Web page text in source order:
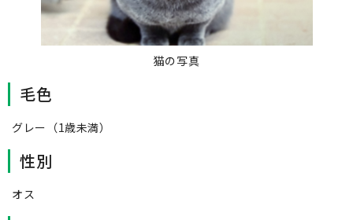
猫の写真
毛色
グレー（1歳未満）
性別
オス